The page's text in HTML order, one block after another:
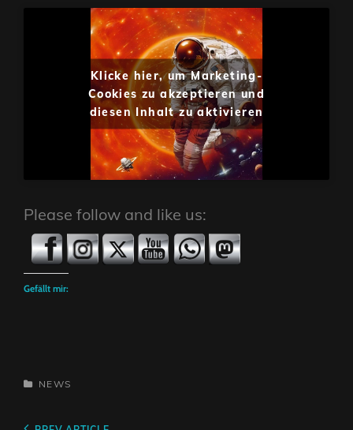
Klicke hier, um Marketing-
Cookies zu akzeptieren und
diesen Inhalt zu aktivieren
Please follow and like us:
Gefällt mir:
CATEGORIES
NEWS